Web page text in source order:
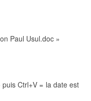
Paul Usul.doc »
Ctrl+V = la date est